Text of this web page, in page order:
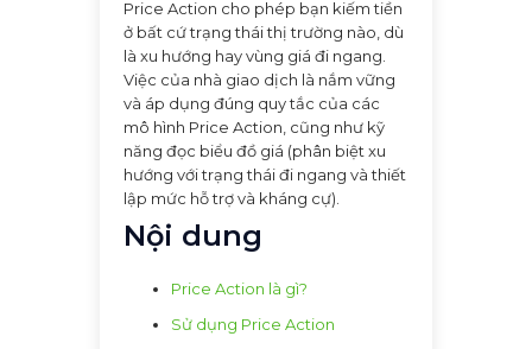
Price Action cho phép bạn kiếm tiền
ở bất cứ trạng thái thị trường nào, dù
là xu hướng hay vùng giá đi ngang.
Việc của nhà giao dịch là nắm vững
và áp dụng đúng quy tắc của các
mô hình Price Action, cũng như kỹ
năng đọc biểu đồ giá (phân biệt xu
hướng với trạng thái đi ngang và thiết
lập mức hỗ trợ và kháng cự).
Nội dung
Price Action là gì?
Sử dụng Price Action